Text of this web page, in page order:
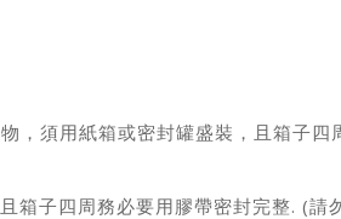
，須用紙箱或密封罐盛裝，且箱子四
箱子四周務必要用膠帶密封完整. (請